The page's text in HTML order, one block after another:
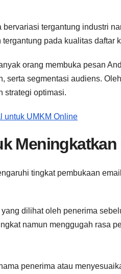
bervariasi tergantung industri
pada kualitas daftar
orang membuka pesan
serta segmentasi audiens.
strategi optimasi.
untuk UMKM Online
Meningkatkan
tingkat pembukaan
dilihat oleh penerima
namun menggugah rasa
penerima atau